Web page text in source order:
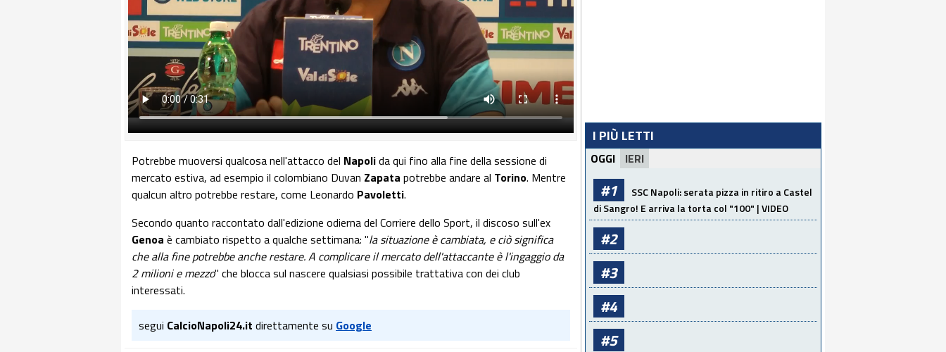
Potrebbe muoversi qualcosa nell'attacco del Napolida qui fino alla fine della sessione di
mercato estiva, ad esempio il colombiano Duvan Zapata potrebbe andare al Torino. Mentre
qualcun altro potrebbe restare, come Leonardo Pavoletti.
Secondo quanto raccontato dall'edizione odierna del Corriere dello Sport, il discoso sull'ex
Genoa è cambiato rispetto a qualche settimana: "la situazione è cambiata, e ciò significa
che alla fine potrebbe anche restare. A complicare il mercato dell'attaccante è l'ingaggio da
2 milioni e mezzo" che blocca sul nascere qualsiasi possibile trattativa con dei club
interessati.
segui CalcioNapoli24.it direttamente su Google
I PIÙ LETTI
OGGI IERI
#1
SSC Napoli: serata pizza in ritiro a Castel
di Sangro! E arriva la torta col "100" | VIDEO
#2
#3
#4
#5